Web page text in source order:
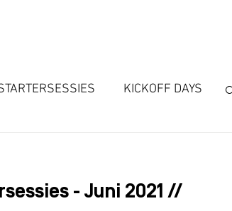
KICKOFF DAYS
2021
- Juni 2021 //